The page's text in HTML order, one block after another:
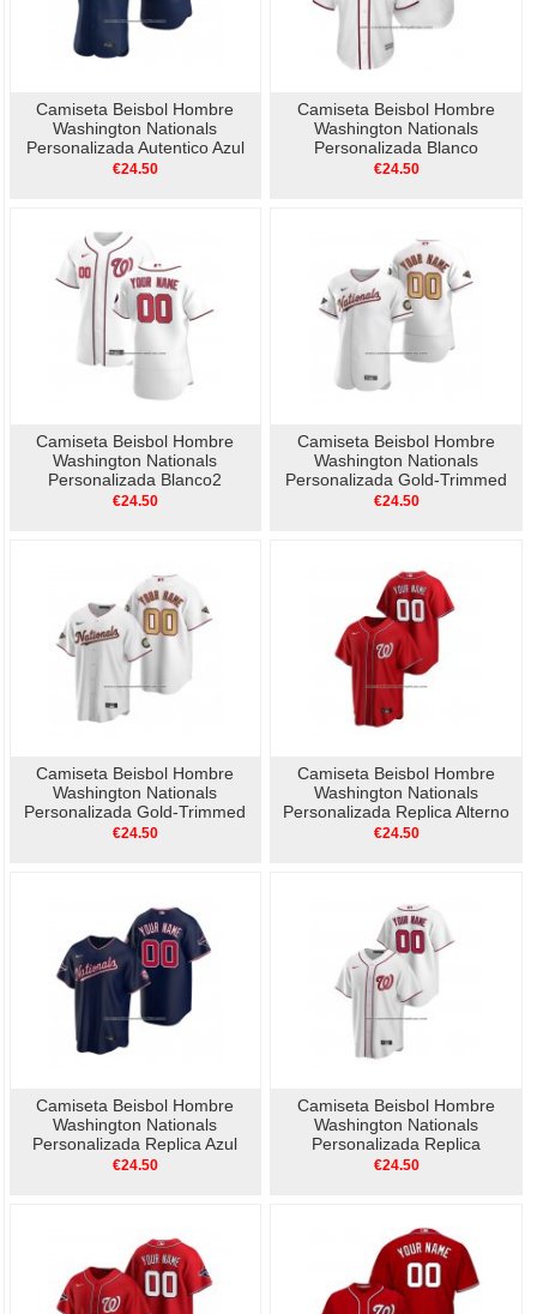
Camiseta Beisbol Hombre
Washington Nationals
Personalizada Autentico Azul
€24.50
Camiseta Beisbol Hombre
Washington Nationals
Personalizada Blanco
€24.50
Camiseta Beisbol Hombre
Washington Nationals
Personalizada Blanco2
€24.50
Camiseta Beisbol Hombre
Washington Nationals
Personalizada Gold-Trimmed
Championship Autentico
€24.50
Camiseta Beisbol Hombre
Washington Nationals
Personalizada Gold-Trimmed
Championship Replica Blanco
€24.50
Camiseta Beisbol Hombre
Washington Nationals
Personalizada Replica Alterno
Rojo
€24.50
Camiseta Beisbol Hombre
Washington Nationals
Personalizada Replica Azul
€24.50
Camiseta Beisbol Hombre
Washington Nationals
Personalizada Replica
Primera Blanco
€24.50